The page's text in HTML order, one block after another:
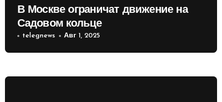
В Москве ограничат движение на
Садовом кольце
telegnews Авг 1, 2025